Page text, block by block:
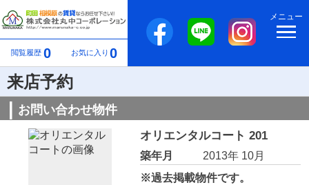
閲覧履歴 0 お気に入り 0
メニュー
来店予約
お問い合わせ物件
オリエンタルコート 201
築年月
2013年 10月
※過去掲載物件です。